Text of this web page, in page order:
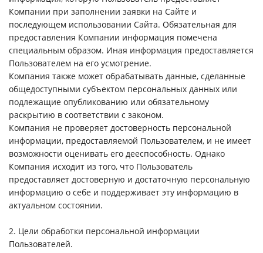
Компании при заполнении заявки на Сайте и
последующем использовании Сайта. Обязательная для
предоставления Компании информация помечена
специальным образом. Иная информация предоставляется
Пользователем на его усмотрение.
Компания также может обрабатывать данные, сделанные
общедоступными субъектом персональных данных или
подлежащие опубликованию или обязательному
раскрытию в соответствии с законом.
Компания не проверяет достоверность персональной
информации, предоставляемой Пользователем, и не имеет
возможности оценивать его дееспособность. Однако
Компания исходит из того, что Пользователь
предоставляет достоверную и достаточную персональную
информацию о себе и поддерживает эту информацию в
актуальном состоянии.
2. Цели обработки персональной информации
Пользователей.